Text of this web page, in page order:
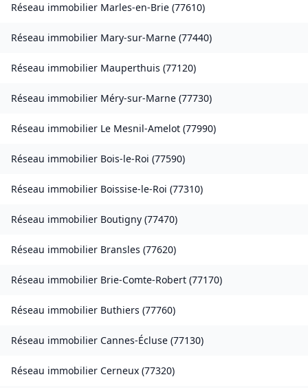
Réseau immobilier Marles-en-Brie (77610)
Réseau immobilier Mary-sur-Marne (77440)
Réseau immobilier Mauperthuis (77120)
Réseau immobilier Méry-sur-Marne (77730)
Réseau immobilier Le Mesnil-Amelot (77990)
Réseau immobilier Bois-le-Roi (77590)
Réseau immobilier Boissise-le-Roi (77310)
Réseau immobilier Boutigny (77470)
Réseau immobilier Bransles (77620)
Réseau immobilier Brie-Comte-Robert (77170)
Réseau immobilier Buthiers (77760)
Réseau immobilier Cannes-Écluse (77130)
Réseau immobilier Cerneux (77320)